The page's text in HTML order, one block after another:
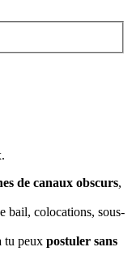
de canaux obscurs,
bail, colocations, sous-
tu peux postuler sans